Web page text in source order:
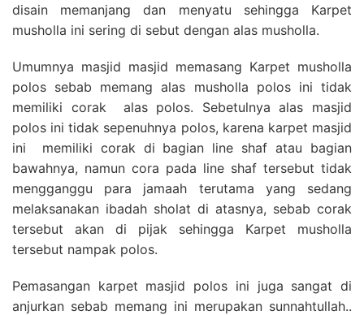
disain memanjang dan menyatu sehingga Karpet
musholla ini sering di sebut dengan alas musholla.
Umumnya masjid masjid memasang Karpet musholla
polos sebab memang alas musholla polos ini tidak
memiliki corak alas polos. Sebetulnya alas masjid
polos ini tidak sepenuhnya polos, karena karpet masjid
ini memiliki corak di bagian line shaf atau bagian
bawahnya, namun cora pada line shaf tersebut tidak
mengganggu para jamaah terutama yang sedang
melaksanakan ibadah sholat di atasnya, sebab corak
tersebut akan di pijak sehingga Karpet musholla
tersebut nampak polos.
Pemasangan karpet masjid polos ini juga sangat di
anjurkan sebab memang ini merupakan sunnahtullah..